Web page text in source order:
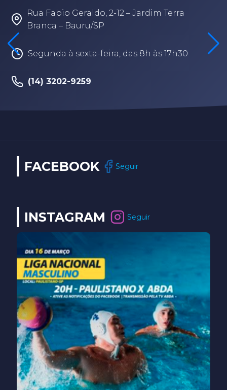
Rua Fabio Geraldo, 2-12 – Jardim Terra
Branca – Bauru/SP
Segunda à sexta-feira, das 8h às 17h30
(14) 3202-9259
FACEBOOK Seguir
INSTAGRAM Seguir